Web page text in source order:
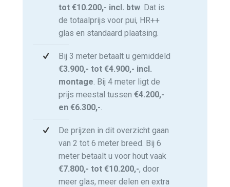
tot €10.200,- incl. btw. Dat is
de totaalprijs voor pui, HR++
glas en standaard plaatsing.
Bij 3 meter betaalt u gemiddeld
€3.900,- tot €4.900,- incl.
montage. Bij 4 meter ligt de
prijs meestal tussen€4.200,-
en €6.300,-.
De prijzen in dit overzicht gaan
van 2 tot 6 meter breed. Bij 6
meter betaalt u voor hout vaak
€7.800,- tot €10.200,-, door
meer glas, meer delen en extra